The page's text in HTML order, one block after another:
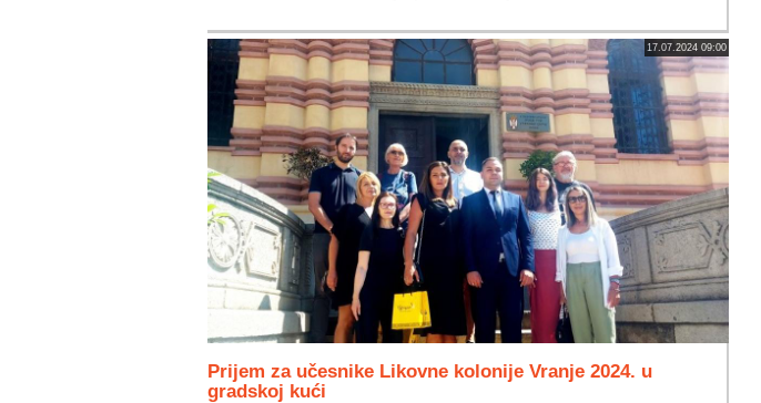
17.07.2024 09:00
Prijem za učesnike Likovne kolonije Vranje 2024. u
gradskoj kući